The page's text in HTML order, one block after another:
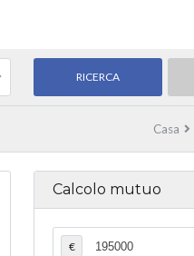
Casa
Calcolo mutuo
€